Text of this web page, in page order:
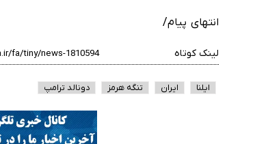
انتهای پیام/
لینک کوتاه
ایلنا ایران تنگه هرمز دونالد ترامپ